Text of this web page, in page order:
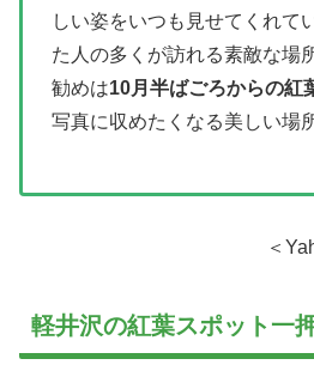
しい姿をいつも見せてくれて
た人の多くが訪れる素敵な場
勧めは10月半ばごろからの紅
写真に収めたくなる美しい場
＜
軽井沢の紅葉スポット一